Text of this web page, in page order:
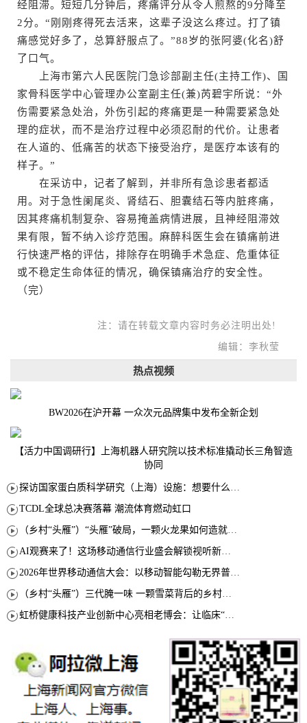
经阻滞。短短几分钟后，疼痛评分从令人煎熬的9分降至
2分。“刚刚疼得死去活来，这辈子没这么疼过。打了镇
痛感觉好多了，总算舒服点了。”88岁的张阿婆(化名)舒
了口气。
上海市第六人民医院门急诊部副主任(主持工作)、国
家骨科医学中心管理办公室副主任(兼)芮碧宇所说：“外
伤需要紧急处治，外伤引起的疼痛更是一种需要紧急处
理的症状，而不是治疗过程中必须忍耐的代价。让患者
在人道的、低痛苦的状态下接受治疗，是医疗本该有的
样子。”
在采访中，记者了解到，并非所有急诊患者都适
用。对于急性阑尾炎、肾结石、胆囊结石等内脏疼痛，
因其疼痛机制复杂、容易掩盖病情进展，且神经阻滞效
果有限，暂不纳入诊疗范围。麻醉科医生会在镇痛前进
行快速严格的评估，排除存在明确手术急症、危重体征
或不稳定生命体征的情况，确保镇痛治疗的安全性。
（完）
注：请在转载文章内容时务必注明出处!
编辑：李秋莹
热点视频
BW2026在沪开幕 一众次元品牌集中发布全新企划
【活力中国调研行】上海机器人研究院以技术标准撬动长三角智造
协同
TCDL全球总决赛落幕 潮流体育燃动虹口